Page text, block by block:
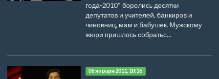
года-2010" боролись десятки
депутатов и учителей, банкиров и
чиновниц, мам и бабушек. Мужскому
жюри пришлось собратьс...
06 января 2011, 10:16